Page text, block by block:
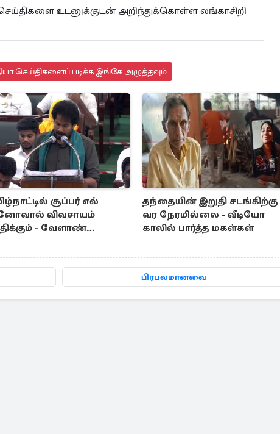
செய்திகளை உடனுக்குடன் அறிந்துக்கொள்ள லங்காசிறி
செய்திகளைப் படிக்க இங்கே அழுத்தவும்
சூப்பர் எல்
விவசாயம்
- வேளாண்
தந்தையின் இறுதி சடங்கிற்கு
வர நேரமில்லை - வீடியோ
காலில் பார்த்த மகள்கள்
பிரபலமானவை